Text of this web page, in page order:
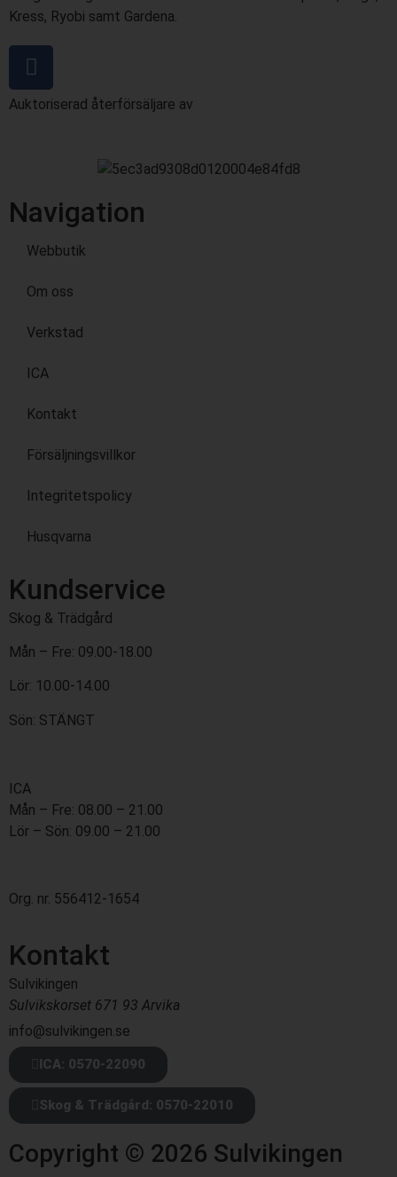
Kress, Ryobi samt Gardena.
Auktoriserad återförsäljare av
Navigation
Webbutik
Om oss
Verkstad
ICA
Kontakt
Försäljningsvillkor
Integritetspolicy
Husqvarna
Kundservice
Skog & Trädgård
Mån – Fre: 09.00-18.00
Lör: 10.00-14.00
Sön: STÄNGT
ICA
Mån – Fre: 08.00 – 21.00
Lör – Sön: 09.00 – 21.00
Org. nr. 556412-1654
Kontakt
Sulvikingen
Sulvikskorset 671 93 Arvika
info@sulvikingen.se
ICA: 0570-22090
Skog & Trädgård: 0570-22010
Copyright © 2026 Sulvikingen